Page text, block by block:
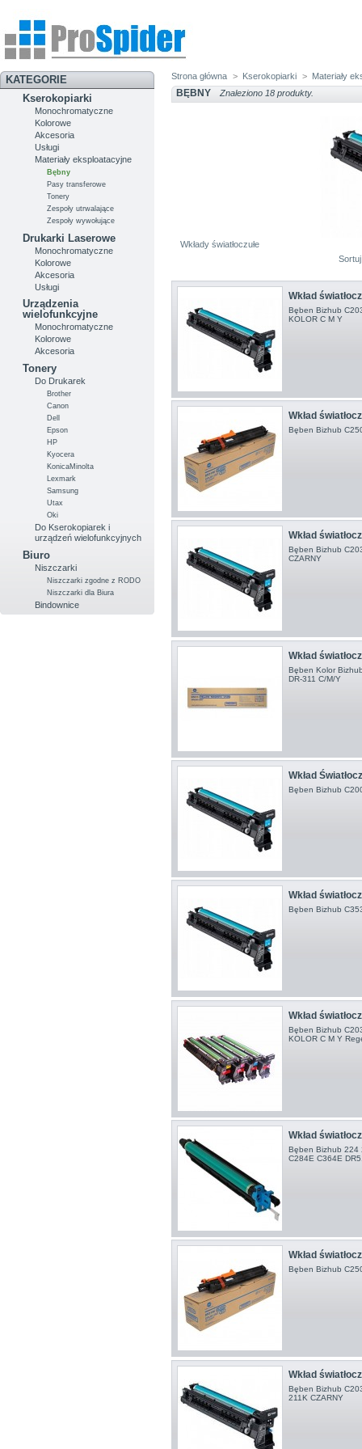
KATEGORIE
Kserokopiarki
Monochromatyczne
Kolorowe
Akcesoria
Usługi
Materiały eksploatacyjne
Bębny
Pasy transferowe
Tonery
Zespoły utrwalające
Zespoły wywołujące
Drukarki Laserowe
Monochromatyczne
Kolorowe
Akcesoria
Usługi
Urządzenia
wielofunkcyjne
Monochromatyczne
Kolorowe
Akcesoria
Tonery
Do Drukarek
Brother
Canon
Dell
Epson
HP
Kyocera
KonicaMinolta
Lexmark
Samsung
Utax
Oki
Do Kserokopiarek i
urządzeń wielofunkcyjnych
Biuro
Niszczarki
Niszczarki zgodne z RODO
Niszczarki dla Biura
Bindownice
Strona główna > Kserokopiarki > Materiały
BĘBNY Znaleziono 18 produkty.
Wkłady światłoczułe
Sortuj
Wkład
Bęben Bizhub
KOLOR C M Y
Wkład
Bęben Bizhub
Wkład
Bęben Bizhub
CZARNY
Wkład
Bęben Kolor
DR-311 C/M/Y
Wkład
Bęben Bizhub
Wkład
Bęben Bizhub
Wkład
Bęben Bizhub
KOLOR C M Y
Wkład
Bęben Bizhub 224
C284E C364E
Wkład
Bęben Bizhub
Wkład
Bęben Bizhub
211K CZARNY